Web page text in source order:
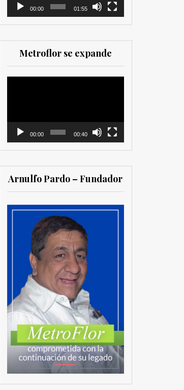
00:00 01:55
Metroflor se expande
00:00 00:40
Arnulfo Pardo – Fundador